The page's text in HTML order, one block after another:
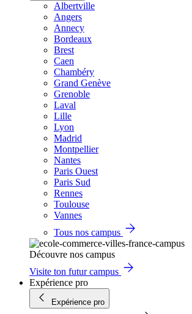
Albertville
Angers
Annecy
Bordeaux
Brest
Caen
Chambéry
Grand Genève
Grenoble
Laval
Lille
Lyon
Madrid
Montpellier
Nantes
Paris Ouest
Paris Sud
Rennes
Toulouse
Vannes
Tous nos campus
Découvre nos campus
Visite ton futur campus
Expérience pro
Expérience pro